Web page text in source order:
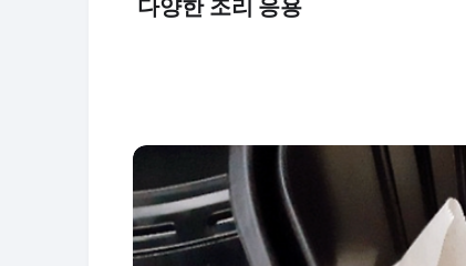
다양한 조리 응용